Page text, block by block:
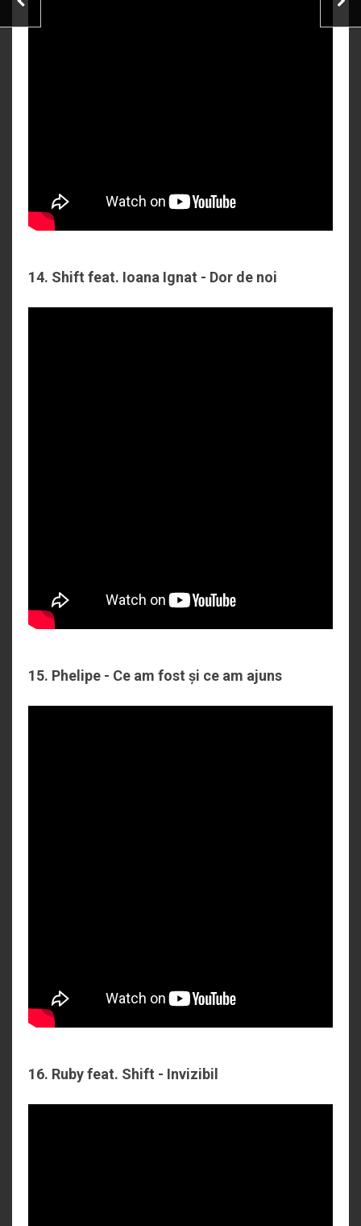
14. Shift feat. Ioana Ignat - Dor de noi
15. Phelipe - Ce am fost și ce am ajuns
16. Ruby feat. Shift - Invizibil